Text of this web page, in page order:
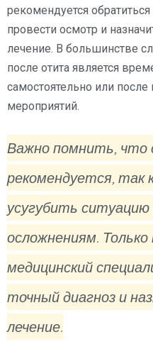
рекомендуется
провести осмотр и
лечение. В большинстве
после отита является
самостоятельно или
мероприятий.
Важно помнить, что
рекомендуется, так
усугубить ситуацию
осложнениям.
медицинский
точный диагноз и
лечение.